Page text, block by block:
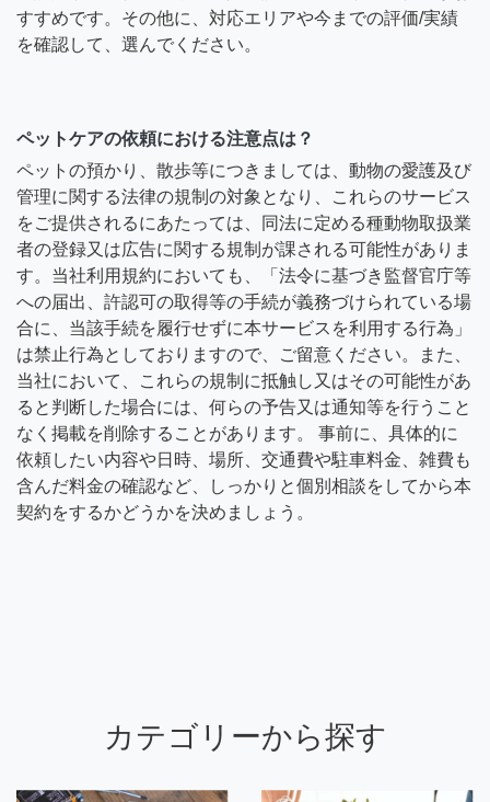
すすめです。その他に、対応エリアや今までの評価/実績
を確認して、選んでください。
ペットケアの依頼における注意点は？
ペットの預かり、散歩等につきましては、動物の愛護及び
管理に関する法律の規制の対象となり、これらのサービス
をご提供されるにあたっては、同法に定める種動物取扱業
者の登録又は広告に関する規制が課される可能性がありま
す。当社利用規約においても、「法令に基づき監督官庁等
への届出、許認可の取得等の手続が義務づけられている場
合に、当該手続を履行せずに本サービスを利用する行為」
は禁止行為としておりますので、ご留意ください。また、
当社において、これらの規制に抵触し又はその可能性があ
ると判断した場合には、何らの予告又は通知等を行うこと
なく掲載を削除することがあります。 事前に、具体的に
依頼したい内容や日時、場所、交通費や駐車料金、雑費も
含んだ料金の確認など、しっかりと個別相談をしてから本
契約をするかどうかを決めましょう。
カテゴリーから探す